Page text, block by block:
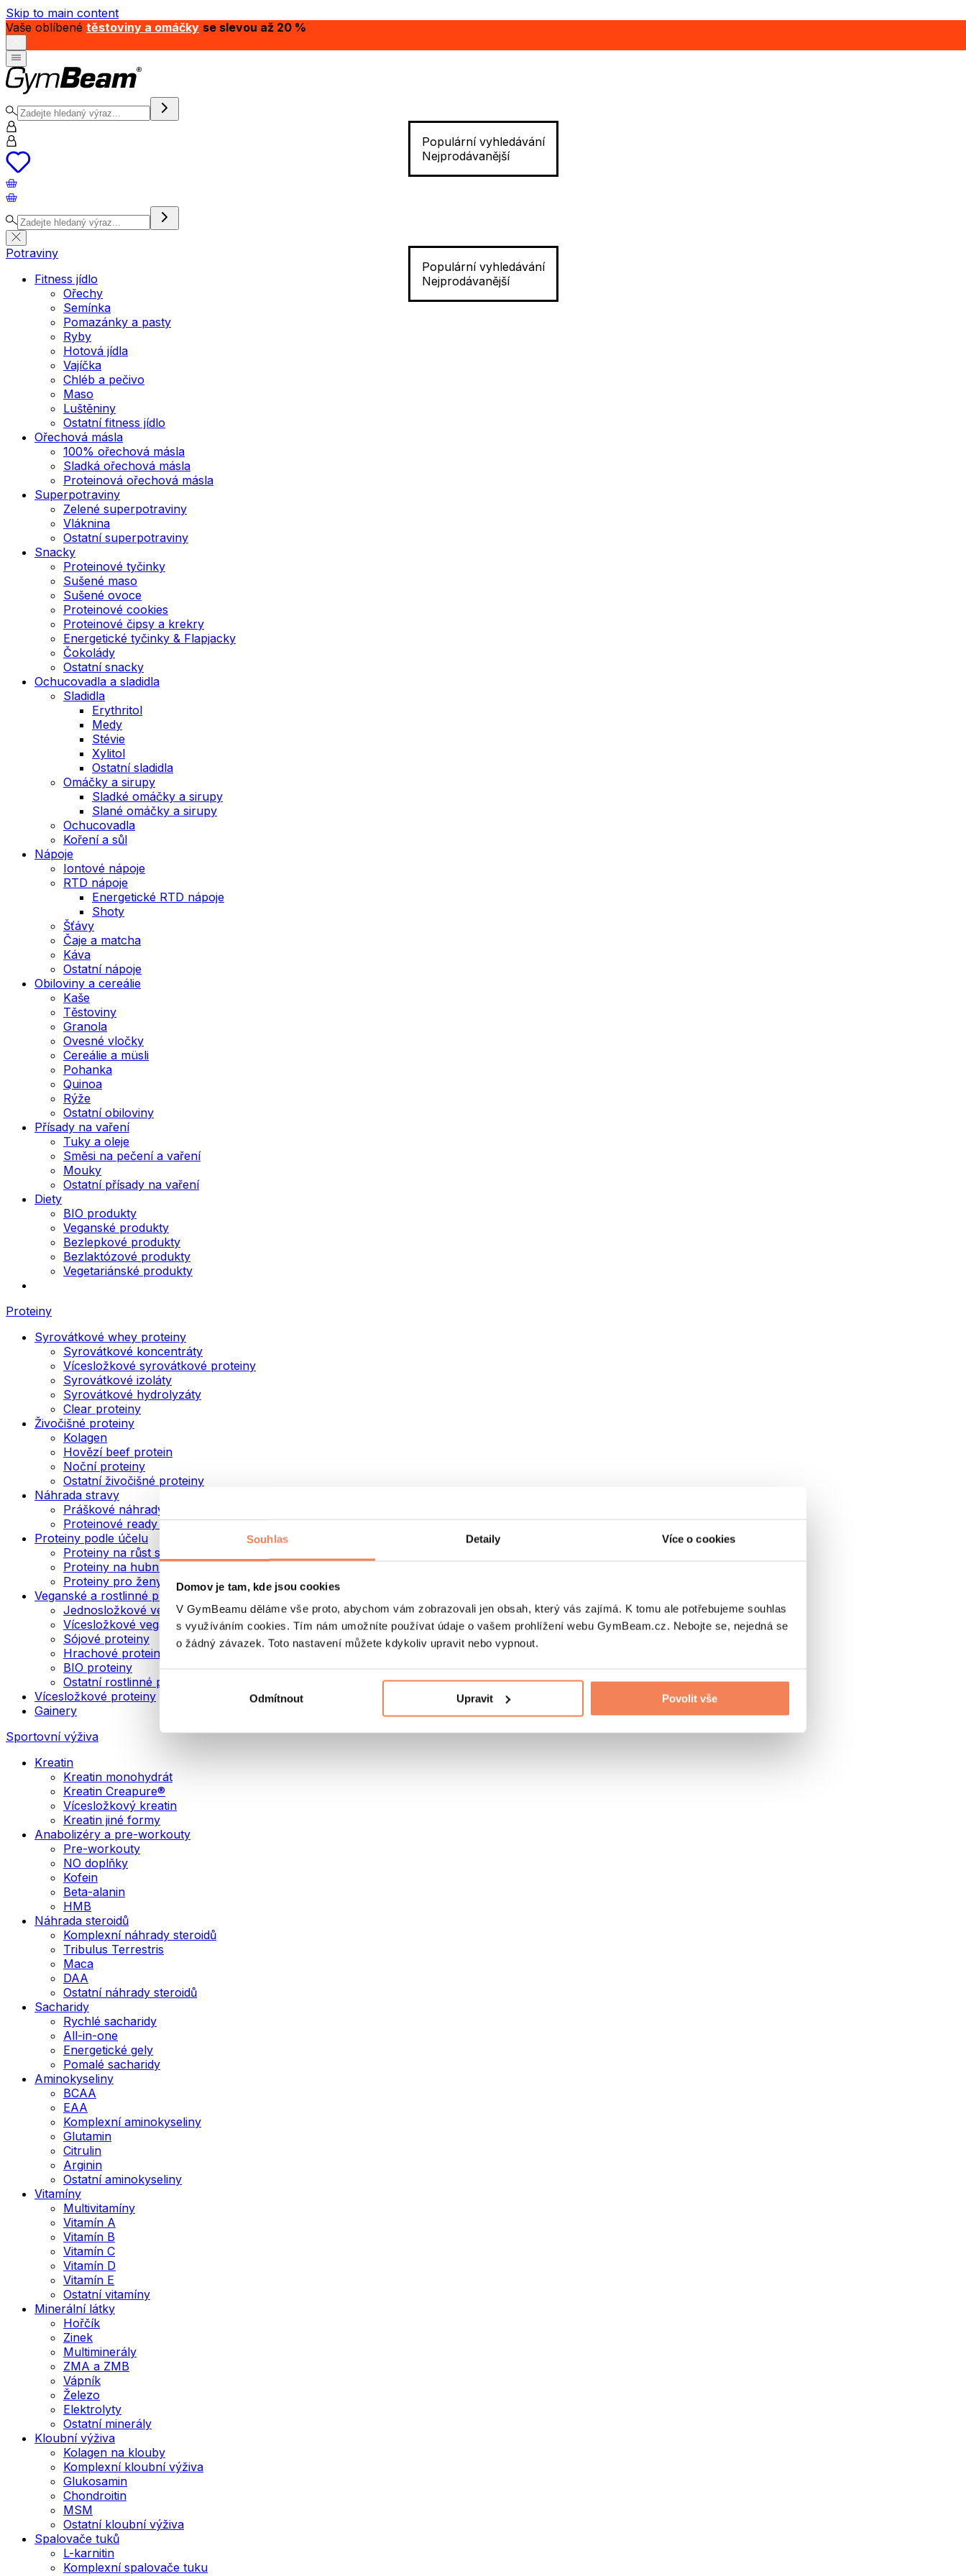
Souhlas Detaily Více o cookies
Domov je tam, kde jsou cookies
V GymBeamu děláme vše proto, abychom vám zobrazovali jen obsah, který vás zajímá. K tomu ale potřebujeme souhlas
s využíváním cookies. Tím nám umožníte používat údaje o vašem prohlížení webu GymBeam.cz. Nebojte se, nejedná se
o žádný závazek. Toto nastavení můžete kdykoliv upravit nebo vypnout.
Odmítnout Upravit Povolit vše
Skip to main content
Vaše oblíbené těstoviny a omáčky se slevou až 20 %
Populární vyhledávání
Nejprodávanější
Populární vyhledávání
Nejprodávanější
Potraviny
Fitness jídlo
Ořechy
Semínka
Pomazánky a pasty
Ryby
Hotová jídla
Vajíčka
Chléb a pečivo
Maso
Luštěniny
Ostatní fitness jídlo
Ořechová másla
100% ořechová másla
Sladká ořechová másla
Proteinová ořechová másla
Superpotraviny
Zelené superpotraviny
Vláknina
Ostatní superpotraviny
Snacky
Proteinové tyčinky
Sušené maso
Sušené ovoce
Proteinové cookies
Proteinové čipsy a krekry
Energetické tyčinky & Flapjacky
Čokolády
Ostatní snacky
Ochucovadla a sladidla
Sladidla
Erythritol
Medy
Stévie
Xylitol
Ostatní sladidla
Omáčky a sirupy
Sladké omáčky a sirupy
Slané omáčky a sirupy
Ochucovadla
Koření a sůl
Nápoje
Iontové nápoje
RTD nápoje
Energetické RTD nápoje
Shoty
Šťávy
Čaje a matcha
Káva
Ostatní nápoje
Obiloviny a cereálie
Kaše
Těstoviny
Granola
Ovesné vločky
Cereálie a müsli
Pohanka
Quinoa
Rýže
Ostatní obiloviny
Přísady na vaření
Tuky a oleje
Směsi na pečení a vaření
Mouky
Ostatní přísady na vaření
Diety
BIO produkty
Veganské produkty
Bezlepkové produkty
Bezlaktózové produkty
Vegetariánské produkty
Proteiny
Syrovátkové whey proteiny
Syrovátkové koncentráty
Vícesložkové syrovátkové proteiny
Syrovátkové izoláty
Syrovátkové hydrolyzáty
Clear proteiny
Živočišné proteiny
Kolagen
Hovězí beef protein
Noční proteiny
Ostatní živočišné proteiny
Náhrada stravy
Práškové náhrady stravy
Proteinové ready to drink nápoje
Proteiny podle účelu
Proteiny na růst svalů
Proteiny na hubnutí
Proteiny pro ženy
Veganské a rostlinné proteiny
Jednosložkové veganské proteiny
Vícesložkové veganské proteiny
Sójové proteiny
Hrachové proteiny
BIO proteiny
Ostatní rostlinné proteiny
Vícesložkové proteiny
Gainery
Sportovní výživa
Kreatin
Kreatin monohydrát
Kreatin Creapure®
Vícesložkový kreatin
Kreatin jiné formy
Anabolizéry a pre-workouty
Pre-workouty
NO doplňky
Kofein
Beta-alanin
HMB
Náhrada steroidů
Komplexní náhrady steroidů
Tribulus Terrestris
Maca
DAA
Ostatní náhrady steroidů
Sacharidy
Rychlé sacharidy
All-in-one
Energetické gely
Pomalé sacharidy
Aminokyseliny
BCAA
EAA
Komplexní aminokyseliny
Glutamin
Citrulin
Arginin
Ostatní aminokyseliny
Vitamíny
Multivitamíny
Vitamín A
Vitamín B
Vitamín C
Vitamín D
Vitamín E
Ostatní vitamíny
Minerální látky
Hořčík
Zinek
Multiminerály
ZMA a ZMB
Vápník
Železo
Elektrolyty
Ostatní minerály
Kloubní výživa
Kolagen na klouby
Komplexní kloubní výživa
Glukosamin
Chondroitin
MSM
Ostatní kloubní výživa
Spalovače tuků
L-karnitin
Komplexní spalovače tuku